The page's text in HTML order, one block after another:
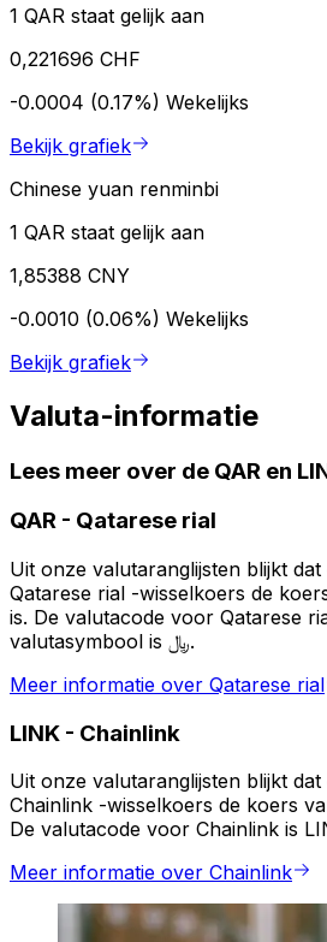
1 QAR staat gelijk aan
0,221696 CHF
-0.0004 (0.17%) Wekelijks
Bekijk grafiek
Chinese yuan renminbi
1 QAR staat gelijk aan
1,85388 CNY
-0.0010 (0.06%) Wekelijks
Bekijk grafiek
Valuta-informatie
Lees meer over de QAR en
QAR - Qatarese rial
Uit onze valutaranglijsten blijkt
Qatarese rial -wisselkoers de
is. De valutacode voor Qatarese
valutasymbool is ﷼.
Meer informatie over Qatarese rial
LINK - Chainlink
Uit onze valutaranglijsten blijkt
Chainlink -wisselkoers de koers
De valutacode voor Chainlink is
Meer informatie over Chainlink